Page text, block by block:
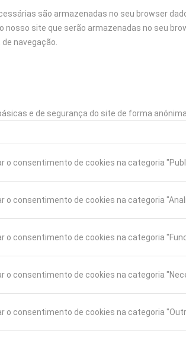
são armazenadas no seu browser
site que serão armazenadas no seu
navegação.
e de segurança do site de forma anónima.
o consentimento de cookies na categoria
o consentimento de cookies na categoria
o consentimento de cookies na categoria
o consentimento de cookies na categoria
o consentimento de cookies na categoria